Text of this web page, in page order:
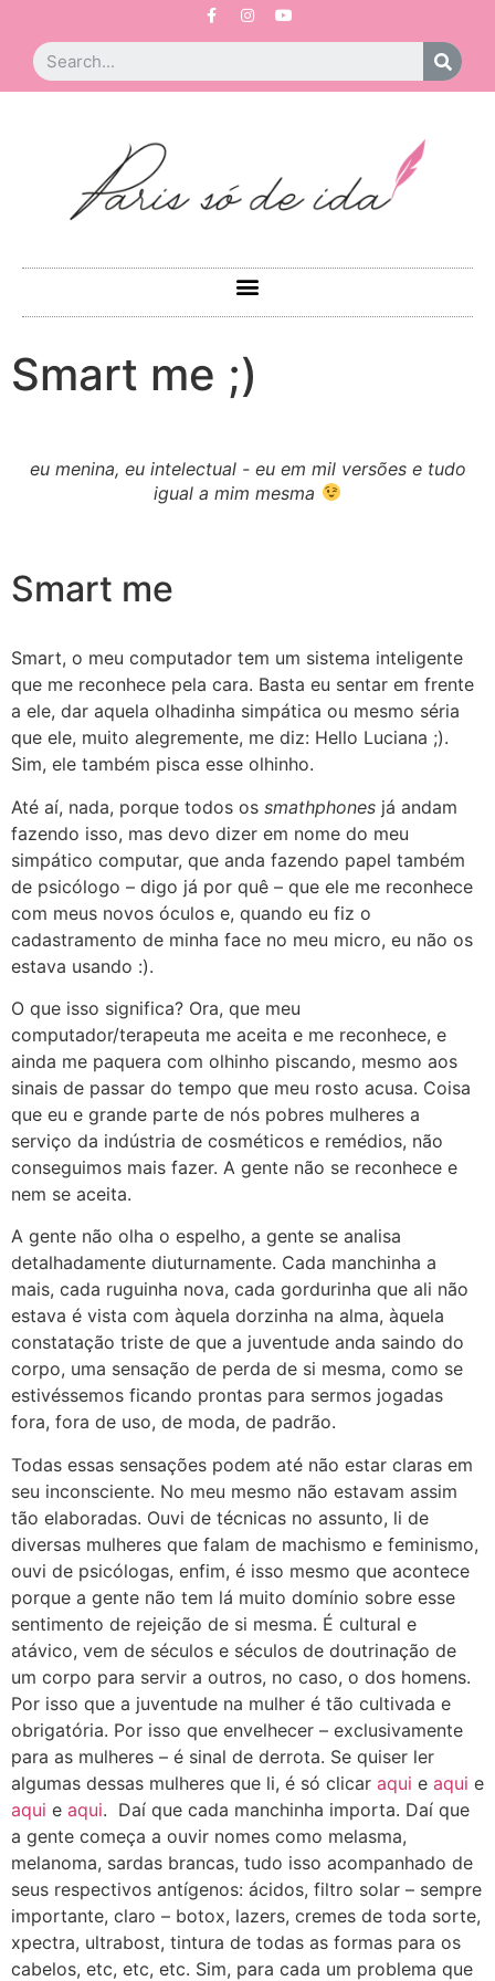
Smart me ;)
eu menina, eu intelectual - eu em mil versões e tudo
igual a mim mesma
Smart me
Smart, o meu computador tem um sistema inteligente
que me reconhece pela cara. Basta eu sentar em frente
a ele, dar aquela olhadinha simpática ou mesmo séria
que ele, muito alegremente, me diz: Hello Luciana ;).
Sim, ele também pisca esse olhinho.
Até aí, nada, porque todos os smathphones já andam
fazendo isso, mas devo dizer em nome do meu
simpático computar, que anda fazendo papel também
de psicólogo – digo já por quê – que ele me reconhece
com meus novos óculos e, quando eu fiz o
cadastramento de minha face no meu micro, eu não os
estava usando :).
O que isso significa? Ora, que meu
computador/terapeuta me aceita e me reconhece, e
ainda me paquera com olhinho piscando, mesmo aos
sinais de passar do tempo que meu rosto acusa. Coisa
que eu e grande parte de nós pobres mulheres a
serviço da indústria de cosméticos e remédios, não
conseguimos mais fazer. A gente não se reconhece e
nem se aceita.
A gente não olha o espelho, a gente se analisa
detalhadamente diuturnamente. Cada manchinha a
mais, cada ruguinha nova, cada gordurinha que ali não
estava é vista com àquela dorzinha na alma, àquela
constatação triste de que a juventude anda saindo do
corpo, uma sensação de perda de si mesma, como se
estivéssemos ficando prontas para sermos jogadas
fora, fora de uso, de moda, de padrão.
Todas essas sensações podem até não estar claras em
seu inconsciente. No meu mesmo não estavam assim
tão elaboradas. Ouvi de técnicas no assunto, li de
diversas mulheres que falam de machismo e feminismo,
ouvi de psicólogas, enfim, é isso mesmo que acontece
porque a gente não tem lá muito domínio sobre esse
sentimento de rejeição de si mesma. É cultural e
atávico, vem de séculos e séculos de doutrinação de
um corpo para servir a outros, no caso, o dos homens.
Por isso que a juventude na mulher é tão cultivada e
obrigatória. Por isso que envelhecer – exclusivamente
para as mulheres – é sinal de derrota. Se quiser ler
algumas dessas mulheres que li, é só clicar aqui e aqui e
aqui e aqui. Daí que cada manchinha importa. Daí que
a gente começa a ouvir nomes como melasma,
melanoma, sardas brancas, tudo isso acompanhado de
seus respectivos antígenos: ácidos, filtro solar – sempre
importante, claro – botox, lazers, cremes de toda sorte,
xpectra, ultrabost, tintura de todas as formas para os
cabelos, etc, etc, etc. Sim, para cada um problema que